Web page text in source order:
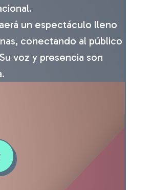
un espectáculo lleno
conectando al público
voz y presencia son